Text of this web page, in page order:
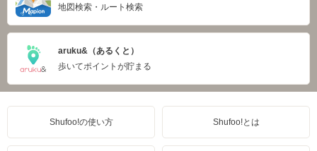
地図検索・ルート検索
aruku&（あるくと）
歩いてポイントが貯まる
Shufoo!の使い方 Shufoo!とは